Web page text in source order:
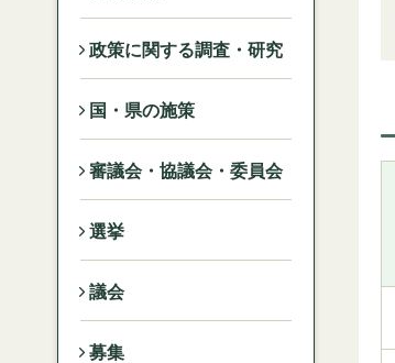
政策に関する調査・研究
国・県の施策
審議会・協議会・委員会
選挙
議会
募集